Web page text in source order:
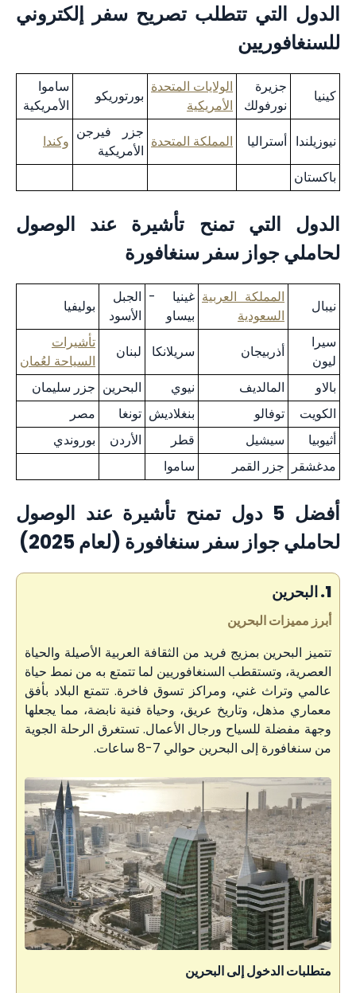
الدول التي تتطلب تصريح سفر إلكتروني
للسنغافوريين
كينيا
جزيرة
نورفولك
الولايات المتحدة
الأمريكية
بورتوريكو
ساموا
الأمريكية
نيوزيلندا أستراليا المملكة المتحدة
جزر فيرجن
الأمريكية
وكندا
باكستان
الدول التي تمنح تأشيرة عند الوصول
لحاملي جواز سفر سنغافورة
نيبال
المملكة العربية
السعودية
غينيا -
بيساو
الجبل
الأسود
بوليفيا
سيرا
ليون
أذربيجان سريلانكا لبنان
تأشيرات
السياحة لعُمان
بالاو
المالديف نيوي البحرين جزر سليمان
الكويت
توفالو بنغلاديش تونغا
مصر
أثيوبيا
سيشيل قطر الأردن
بوروندي
مدغشقر
جزر القمر ساموا
أفضل 5 دول تمنح تأشيرة عند الوصول
لحاملي جواز سفر سنغافورة (لعام 2025)
1. البحرين
أبرز مميزات البحرين
تتميز البحرين بمزيج فريد من الثقافة العربية الأصيلة والحياة
العصرية، وتستقطب السنغافوريين لما تتمتع به من نمط حياة
عالمي وتراث غني، ومراكز تسوق فاخرة. تتمتع البلاد بأفق
معماري مذهل، وتاريخ عريق، وحياة فنية نابضة، مما يجعلها
وجهة مفضلة للسياح ورجال الأعمال. تستغرق الرحلة الجوية
من سنغافورة إلى البحرين حوالي 7-8 ساعات.
متطلبات الدخول إلى البحرين